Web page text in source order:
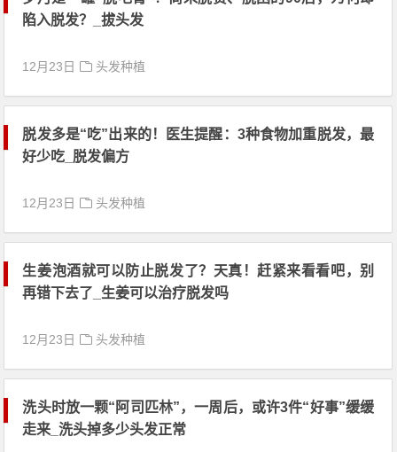
陷入脱发？_拔头发
12月23日 头发种植
脱发多是“吃”出来的！医生提醒：3种食物加重脱发，最
好少吃_脱发偏方
12月23日 头发种植
生姜泡酒就可以防止脱发了？天真！赶紧来看看吧，别
再错下去了_生姜可以治疗脱发吗
12月23日 头发种植
洗头时放一颗“阿司匹林”，一周后，或许3件“好事”缓缓
走来_洗头掉多少头发正常